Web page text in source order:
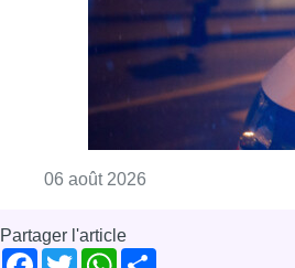
06 août 2026
Partager l'article
Facebook
TwitterWhatsApp